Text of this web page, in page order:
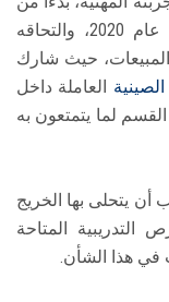
دراسته بقسم اللغة الصينية وحتى تخرجه عام 2020، والتحاقه
حيث شارك
العاملة داخل
لما يتمتعون به
أن يتحلى بها الخريج
التدريبية المتاحة
في هذا الشأن.